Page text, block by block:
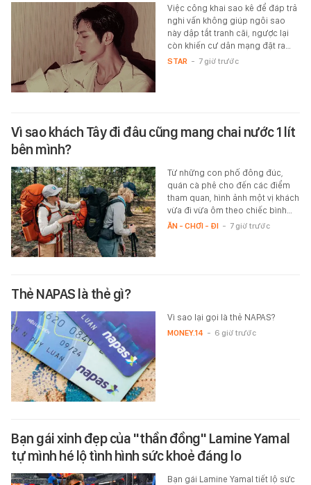
Việc công khai sao kê để đáp trả
nghi vấn không giúp ngôi sao
này dập tắt tranh cãi, ngược lại
còn khiến cư dân mạng đặt ra…
STAR - 7 giờ trước
Vì sao khách Tây đi đâu cũng mang chai nước 1 lít
bên mình?
Từ những con phố đông đúc,
quán cà phê cho đến các điểm
tham quan, hình ảnh một vị khách
vừa đi vừa ôm theo chiếc bình…
ĂN - CHƠI - ĐI - 7 giờ trước
Thẻ NAPAS là thẻ gì?
Vì sao lại gọi là thẻ NAPAS?
MONEY.14 - 6 giờ trước
Bạn gái xinh đẹp của "thần đồng" Lamine Yamal
tự mình hé lộ tình hình sức khoẻ đáng lo
Bạn gái Lamine Yamal tiết lộ sức